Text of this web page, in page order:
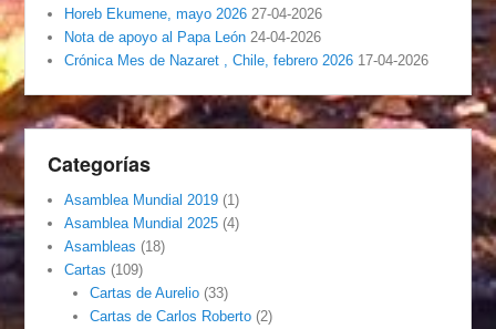
Horeb Ekumene, mayo 2026 27-04-2026
Nota de apoyo al Papa León 24-04-2026
Crónica Mes de Nazaret , Chile, febrero 2026 17-04-2026
Categorías
Asamblea Mundial 2019 (1)
Asamblea Mundial 2025 (4)
Asambleas (18)
Cartas (109)
Cartas de Aurelio(33)
Cartas de Carlos Roberto(2)